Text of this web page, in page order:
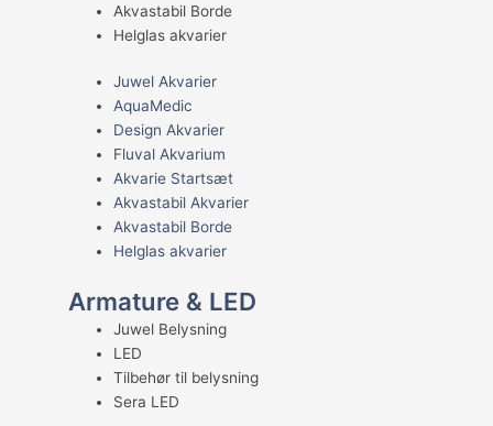
Akvastabil Borde
Helglas akvarier
Juwel Akvarier
AquaMedic
Design Akvarier
Fluval Akvarium
Akvarie Startsæt
Akvastabil Akvarier
Akvastabil Borde
Helglas akvarier
Armature & LED
Juwel Belysning
LED
Tilbehør til belysning
Sera LED